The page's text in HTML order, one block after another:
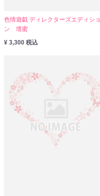
色情遊戯 ディレクターズエディショ
ン 壇蜜
¥ 3,300 税込